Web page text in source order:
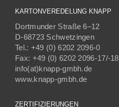
KARTONVEREDELUNG KNAPP
Dortmunder Straße 6–12
D-68723 Schwetzingen
Tel.: +49 (0) 6202 2096-0
Fax: +49 (0) 6202 2096-17/-18
info(at)knapp-gmbh.de
www.knapp-gmbh.de
ZERTIFIZIERUNGEN